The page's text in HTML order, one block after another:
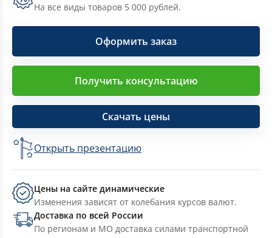
На все виды товаров 5 000 рублей.
Оформить заказ
Получить консультацию
Скачать цены
Открыть презентацию
Цены на сайте динамические
Изменения зависят от колебания курсов валют.
Доставка по всей России
По регионам и МО доставка силами транспортной